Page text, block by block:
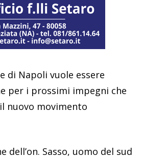
di Napoli vuole essere
per i prossimi impegni che
nuovo movimento
dell’on. Sasso, uomo del sud